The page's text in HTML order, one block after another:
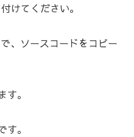
けてください。
、ソースコードをコピー
。
。